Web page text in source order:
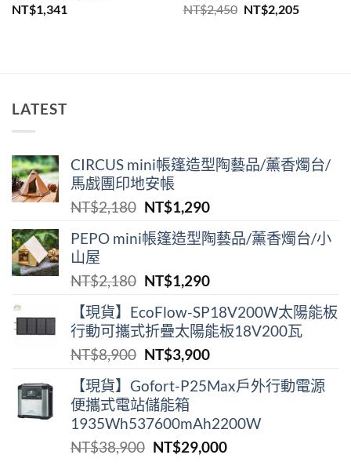
NT$1,341
NT$2,450 原
NT$2,205目
LATEST
CIRCUS mini帳篷造型陶藝品/薰香燭台/
馬戲團印地安帳
NT$2,180 原
價
NT$2,180。
NT$1,290目
價
NT$1,290。
PEPO mini帳篷造型陶藝品/薰香燭台/小
山屋
NT$2,180 原
價
格：
NT$2,180。
NT$1,290目
價
格：
NT$1,290。
【現貨】EcoFlow-SP18V200W太陽能板
行動可攜式折疊太陽能板18V200瓦
NT$8,900 原
價
格：
NT$8,900。
NT$3,900目
價
NT$3,900。
【現貨】Gofort-P25Max戶外行動電源
便攜式電站儲能箱
1935Wh537600mAh2200W
NT$38,900 原
NT$29,000目